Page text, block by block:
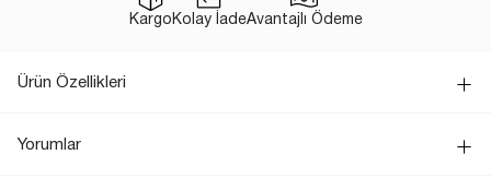
Kargo Kolay İadeAvantajlı Ödeme
Ürün Özellikleri
Yorumlar